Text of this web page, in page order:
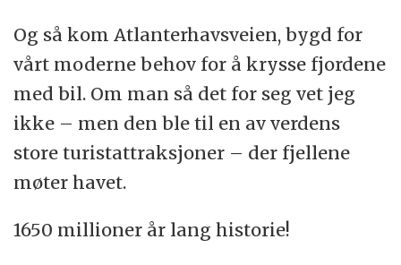
Og så kom Atlanterhavsveien, bygd for
vårt moderne behov for å krysse fjordene
med bil. Om man så det for seg vet jeg
ikke – men den ble til en av verdens
store turistattraksjoner – der fjellene
møter havet.
1650 millioner år lang historie!